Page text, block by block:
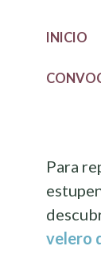
INICIO
Para
velero